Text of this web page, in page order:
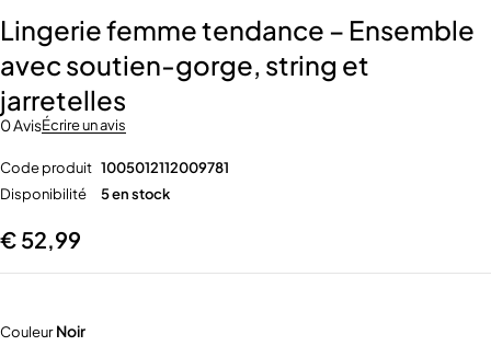
Lingerie femme tendance – Ensemble
avec soutien-gorge, string et
jarretelles
0 AvisÉcrire un avis
Code produit 1005012112009781
Disponibilité
5 en stock
€ 52,99
Couleur Noir